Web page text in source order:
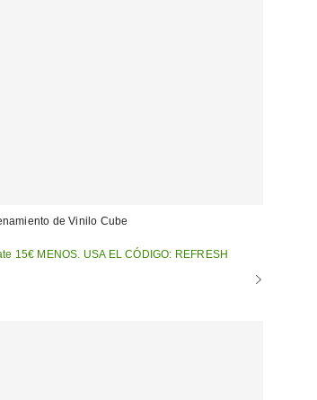
de Vinilo Cube
15€ MENOS. USA EL CÓDIGO: REFRESH